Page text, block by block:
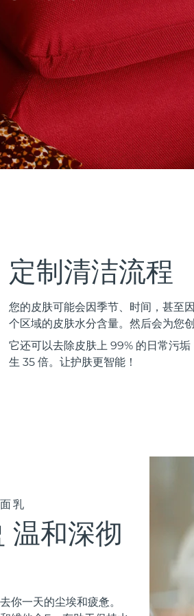
定制清洁流程
您的皮肤可能会因季节、时间，甚至
个区域的皮肤水分含量。然后会为您
它还可以去除皮肤上 99% 的日常污
生 35 倍。让护肤更智能！
乳
温和深彻
你一天的尘埃和疲惫。
the-go
lips
理
toothbrush